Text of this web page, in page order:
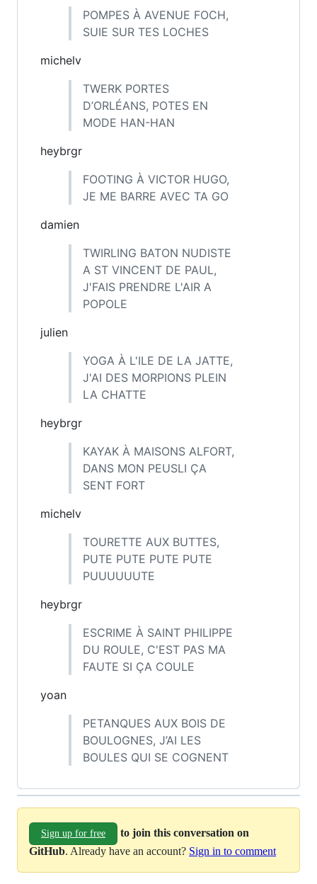
POMPES À AVENUE FOCH,
SUIE SUR TES LOCHES
michelv
TWERK PORTES
D’ORLÉANS, POTES EN
MODE HAN-HAN
heybrgr
FOOTING À VICTOR HUGO,
JE ME BARRE AVEC TA GO
damien
TWIRLING BATON NUDISTE
A ST VINCENT DE PAUL,
J'FAIS PRENDRE L'AIR A
POPOLE
julien
YOGA À L'ILE DE LA JATTE,
J'AI DES MORPIONS PLEIN
LA CHATTE
heybrgr
KAYAK À MAISONS ALFORT,
DANS MON PEUSLI ÇA
SENT FORT
michelv
TOURETTE AUX BUTTES,
PUTE PUTE PUTE PUTE
PUUUUUUTE
heybrgr
ESCRIME À SAINT PHILIPPE
DU ROULE, C'EST PAS MA
FAUTE SI ÇA COULE
yoan
PETANQUES AUX BOIS DE
BOULOGNES, J’AI LES
BOULES QUI SE COGNENT
Sign up for free
to join this conversation on
GitHub. Already have an account? Sign in to comment